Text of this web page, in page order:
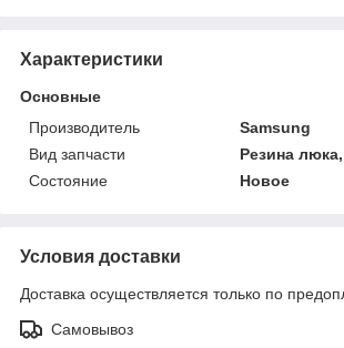
Характеристики
Основные
Производитель
Samsung
Вид запчасти
Резина
Состояние
Новое
Условия доставки
Доставка осуществляется только по
Самовывоз